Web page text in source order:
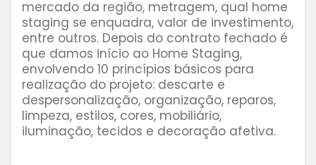
mercado da região, metragem, qual home
staging se enquadra, valor de investimento,
entre outros. Depois do contrato fechado é
que damos início ao Home Staging,
envolvendo 10 princípios básicos para
realização do projeto: descarte e
despersonalização, organização, reparos,
limpeza, estilos, cores, mobiliário,
iluminação, tecidos e decoração afetiva.